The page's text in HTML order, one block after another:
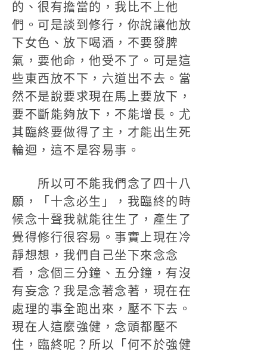
的、很有擔當的，我比不上他
們。可是談到修行，你說讓他放
下女色、放下喝酒，不要發脾
氣，要他命，他受不了。可是這
些東西放不下，六道出不去。當
然不是說要求現在馬上要放下，
要不斷能夠放下，不能增長。尤
其臨終要做得了主，才能出生死
輪迴，這不是容易事。
所以可不能我們念了四十八
願，「十念必生」，我臨終的時
候念十聲我就能往生了，產生了
覺得修行很容易。事實上現在冷
靜想想，我們自己坐下來念念
看，念個三分鐘、五分鐘，有沒
有妄念？我是念著念著，現在在
處理的事全跑出來，壓不下去。
現在人這麼強健，念頭都壓不
住，臨終呢？所以「何不於強健